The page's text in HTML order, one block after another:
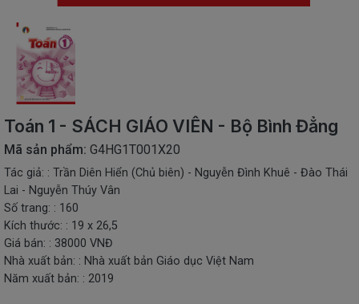
NGOẠI
NGỮ
VPP
-
ĐỒ
DÙNG
SINH
QUÀ
TẶNG
-
ĐỒ
CHƠI
THIẾT
BỊ
-
Toán 1 - SÁCH GIÁO VIÊN - Bộ Bình Đẳng
Mã sản phẩm: G4HG1T001X20
Tác giả: : Trần Diên Hiển (Chủ biên) - Nguyễn Đình Khuê - Đào Thái
Lai - Nguyễn Thúy Vân
Số trang: : 160
Kích thước: : 19 x 26,5
Giá bán: : 38000 VNĐ
Nhà xuất bản: : Nhà xuất bản Giáo dục Việt Nam
Năm xuất bản: : 2019